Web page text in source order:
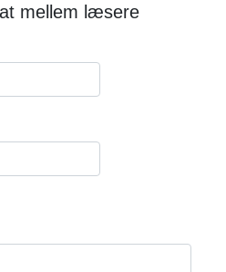
mellem læsere